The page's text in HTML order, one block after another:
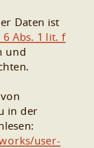
Daten ist
6 Abs. 1 lit. f
und
in der
user-